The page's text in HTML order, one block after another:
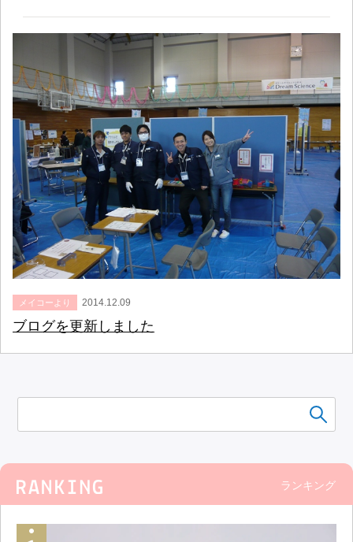
ランキング
メイコーより 2014.12.09
ブログを更新しました